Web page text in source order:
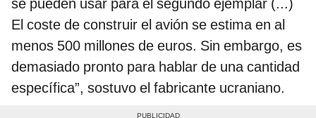
se pueden usar para el segundo ejemplar (...)
El coste de construir el avión se estima en al
menos 500 millones de euros. Sin embargo, es
demasiado pronto para hablar de una cantidad
específica”, sostuvo el fabricante ucraniano.